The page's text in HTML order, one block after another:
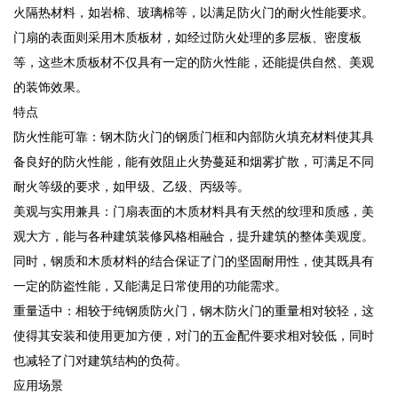
火隔热材料，如岩棉、玻璃棉等，以满足防火门的耐火性能要求。
门扇的表面则采用木质板材，如经过防火处理的多层板、密度板
等，这些木质板材不仅具有一定的防火性能，还能提供自然、美观
的装饰效果。
特点
防火性能可靠：钢木防火门的钢质门框和内部防火填充材料使其具
备良好的防火性能，能有效阻止火势蔓延和烟雾扩散，可满足不同
耐火等级的要求，如甲级、乙级、丙级等。
美观与实用兼具：门扇表面的木质材料具有天然的纹理和质感，美
观大方，能与各种建筑装修风格相融合，提升建筑的整体美观度。
同时，钢质和木质材料的结合保证了门的坚固耐用性，使其既具有
一定的防盗性能，又能满足日常使用的功能需求。
重量适中：相较于纯钢质防火门，钢木防火门的重量相对较轻，这
使得其安装和使用更加方便，对门的五金配件要求相对较低，同时
也减轻了门对建筑结构的负荷。
应用场景